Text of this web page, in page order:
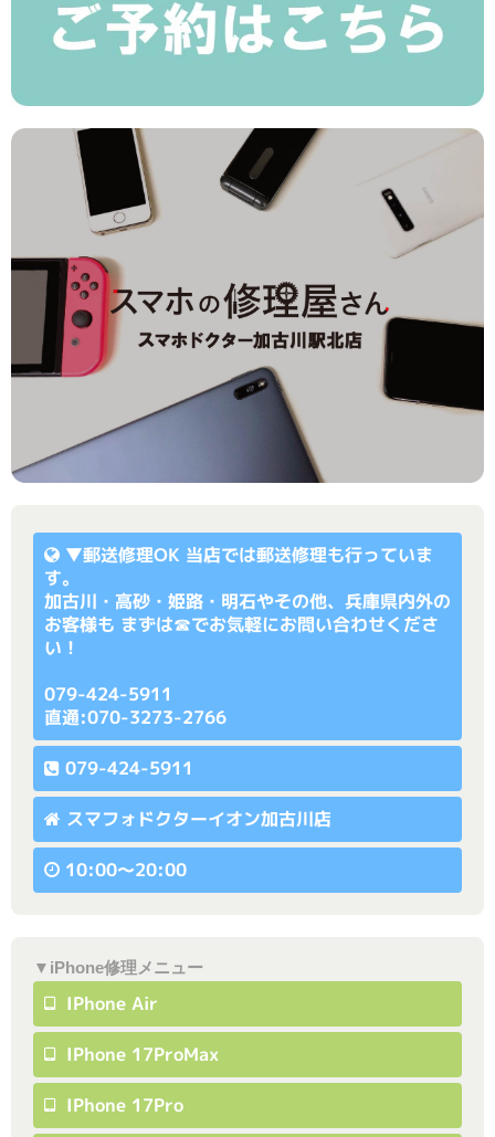
▼郵送修理OK 当店では郵送修理も行っていま
す。
加古川・高砂・姫路・明石やその他、兵庫県内外の
お客様も まずは☎でお気軽にお問い合わせくださ
い！
079-424-5911
直通:070-3273-2766
079-424-5911
スマフォドクターイオン加古川店
10:00〜20:00
▼iPhone修理メニュー
IPhone Air
IPhone 17ProMax
IPhone 17Pro